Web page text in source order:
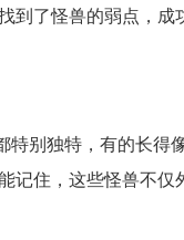
到了怪兽的弱点，
别独特，有的长得
住，这些怪兽不仅